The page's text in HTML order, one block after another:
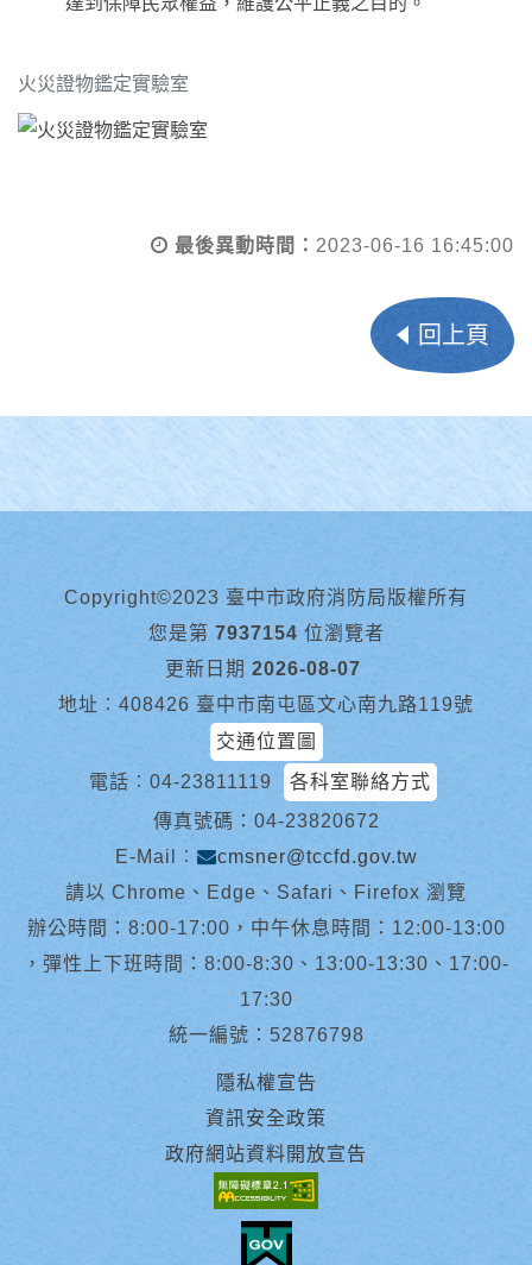
火災證物鑑定實驗室
最後異動時間： 2023-06-16 16:45:00
回上頁
Copyright©2023 臺中市政府消防局版權所有
您是第 7937154 位瀏覽者
更新日期 2026-08-07
地址︰408426 臺中市南屯區文心南九路119號
交通位置圖
電話︰ 04-23811119
各科室聯絡方式
傳真號碼：04-23820672
E-Mail︰
cmsner@tccfd.gov.tw
請以 Chrome、Edge、Safari、Firefox 瀏覽
辦公時間：8:00-17:00，中午休息時間：12:00-13:00
，彈性上下班時間：8:00-8:30、13:00-13:30、17:00-
17:30
統一編號：52876798
隱私權宣告
資訊安全政策
政府網站資料開放宣告